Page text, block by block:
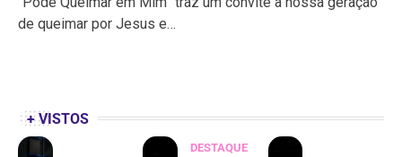
de queimar por Jesus e…
+ VISTOS
DESTAQUE